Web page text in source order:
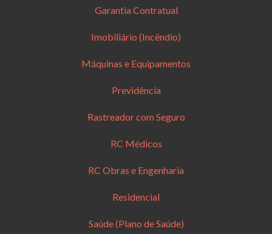
Garantia Contratual
Imobiliário (Incêndio)
Máquinas e Equipamentos
Previdência
Rastreador com Seguro
RC Médicos
RC Obras e Engenharia
Residencial
Saúde (Plano de Saúde)